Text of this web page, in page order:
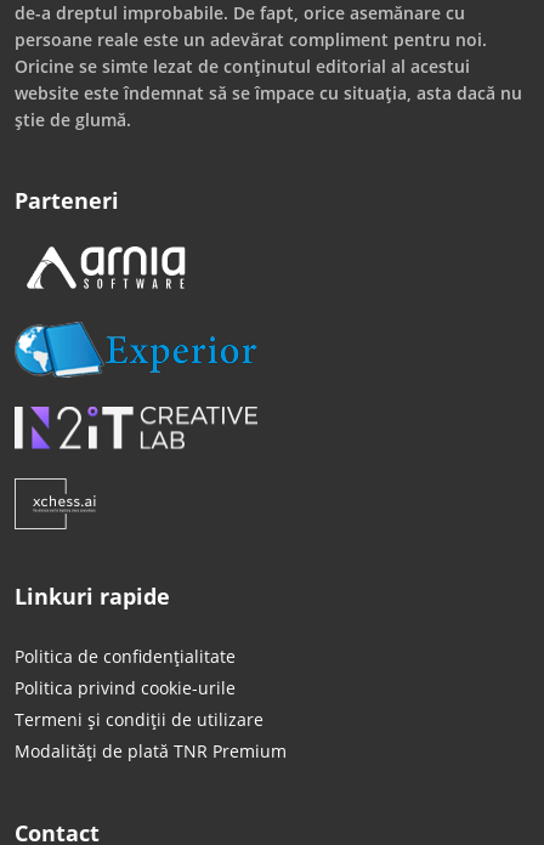
de-a dreptul improbabile. De fapt, orice asemănare cu
persoane reale este un adevărat compliment pentru noi.
Oricine se simte lezat de conținutul editorial al acestui
website este îndemnat să se împace cu situația, asta dacă nu
știe de glumă.
Parteneri
Linkuri rapide
Politica de confidențialitate
Politica privind cookie-urile
Termeni și condiții de utilizare
Modalități de plată TNR Premium
Contact